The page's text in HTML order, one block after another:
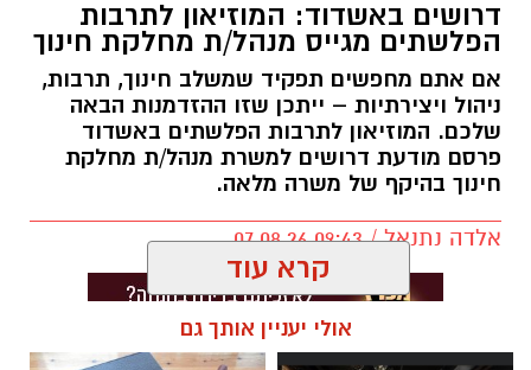
דרושים באשדוד: המוזיאון לתרבות
הפלשתים מגייס מנהל/ת מחלקת חינוך
אם אתם מחפשים תפקיד שמשלב חינוך, תרבות,
ניהול ויצירתיות – ייתכן שזו ההזדמנות הבאה
שלכם. המוזיאון לתרבות הפלשתים באשדוד
פרסם מודעת דרושים למשרת מנהל/ת מחלקת
חינוך בהיקף של משרה מלאה.
אלדה נתנאל / 09:43 07.08.26
קרא עוד
אולי יעניין אותך גם